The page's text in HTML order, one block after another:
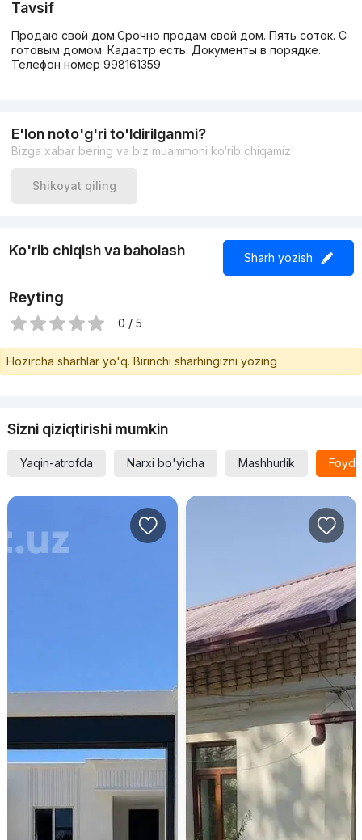
Tavsif
Продаю свой дом.Срочно продам свой дом. Пять соток. С
готовым домом. Кадастр есть. Документы в порядке.
Телефон номер 998161359
E'lon noto'g'ri to'ldirilganmi?
Bizga xabar bering va biz muammoni ko‘rib chiqamiz
Shikoyat qiling
Ko'rib chiqish va baholash Sharh yozish
Reyting
0 / 5
Hozircha sharhlar yo'q. Birinchi sharhingizni yozing
Sizni qiziqtirishi mumkin
Yaqin-atrofda Narxi bo'yicha Mashhurlik